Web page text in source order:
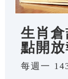
生肖
點開放
每週一